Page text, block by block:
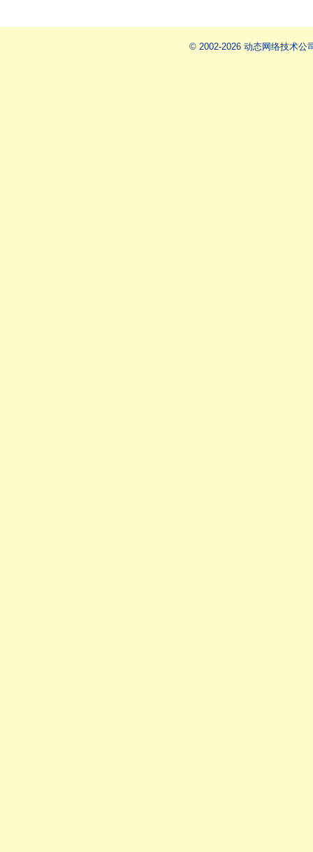
© 2002-2026 动态网络技术公